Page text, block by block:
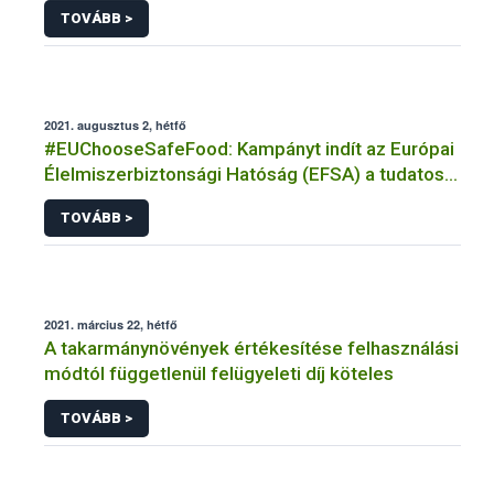
TOVÁBB >
2021. augusztus 2, hétfő
#EUChooseSafeFood: Kampányt indít az Európai
Élelmiszerbiztonsági Hatóság (EFSA) a tudatos
élelmiszer-választásról
TOVÁBB >
2021. március 22, hétfő
A takarmánynövények értékesítése felhasználási
módtól függetlenül felügyeleti díj köteles
TOVÁBB >